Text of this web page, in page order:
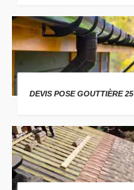
DEVIS POSE GOUTTIÈRE 25